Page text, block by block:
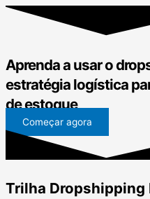
Aprenda a usar o
estratégia logística
de estoque
Começar agora
Trilha Dropshipping